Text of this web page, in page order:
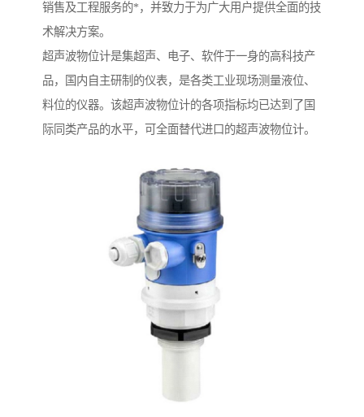
销售及工程服务的*，并致力于为广大用户提供全面的技
术解决方案。
超声波物位计是集超声、电子、软件于一身的高科技产
品，国内自主研制的仪表，是各类工业现场测量液位、
料位的仪器。该超声波物位计的各项指标均已达到了国
际同类产品的水平，可全面替代进口的超声波物位计。